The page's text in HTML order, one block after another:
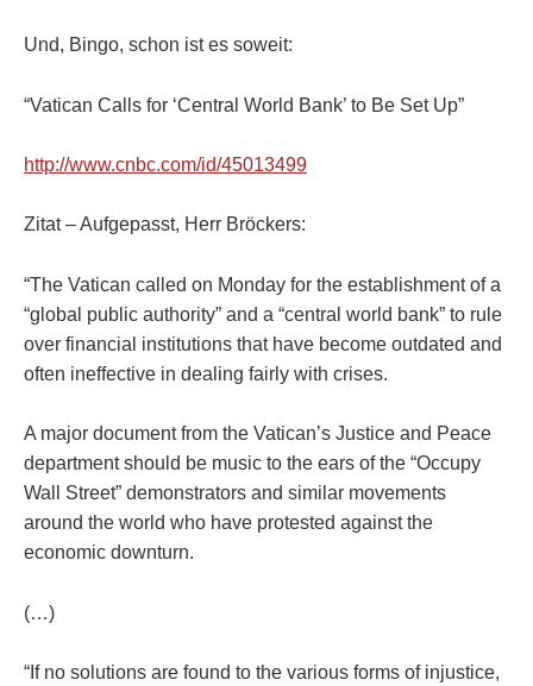
Und, Bingo, schon ist es soweit:
“Vatican Calls for ‘Central World Bank’ to Be Set Up”
http://www.cnbc.com/id/45013499
Zitat – Aufgepasst, Herr Bröckers:
“The Vatican called on Monday for the establishment of a
“global public authority” and a “central world bank” to rule
over financial institutions that have become outdated and
often ineffective in dealing fairly with crises.
A major document from the Vatican’s Justice and Peace
department should be music to the ears of the “Occupy
Wall Street” demonstrators and similar movements
around the world who have protested against the
economic downturn.
(…)
“If no solutions are found to the various forms of injustice,